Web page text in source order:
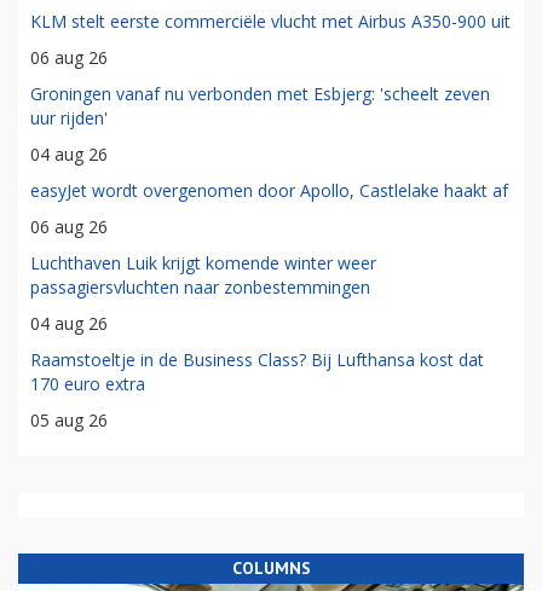
KLM stelt eerste commerciële vlucht met Airbus A350-900 uit
06 aug 26
Groningen vanaf nu verbonden met Esbjerg: 'scheelt zeven
uur rijden'
04 aug 26
easyJet wordt overgenomen door Apollo, Castlelake haakt af
06 aug 26
Luchthaven Luik krijgt komende winter weer
passagiersvluchten naar zonbestemmingen
04 aug 26
Raamstoeltje in de Business Class? Bij Lufthansa kost dat
170 euro extra
05 aug 26
COLUMNS